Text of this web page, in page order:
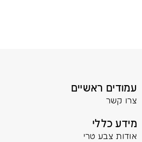
עמודים ראשיים
צרו קשר
מידע כללי
אודות צבע טרי